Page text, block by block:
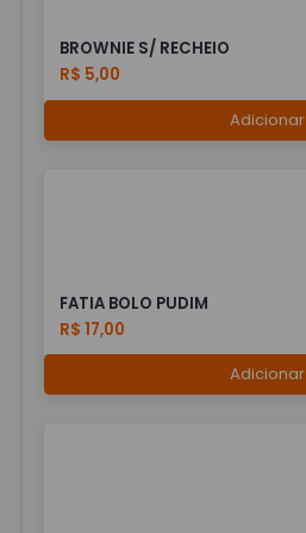
BROWNIE S/ RECHEIO
R$ 5,00
Adicionar
FATIA BOLO PUDIM
R$ 17,00
Adicionar